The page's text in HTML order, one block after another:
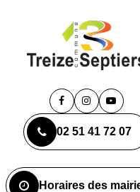
Lien
le
compte
Lien
le
compte
Lien
la
02 51 41 72 07
Horaires des